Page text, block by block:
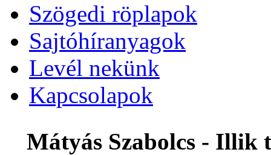
Szögedi röplapok
Sajtóhíranyagok
Levél nekünk
Kapcsolapok
Mátyás Szabolcs - Illik